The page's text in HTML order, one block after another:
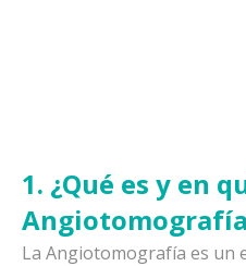
1. ¿Qué es y en
La Angiotomografía es un